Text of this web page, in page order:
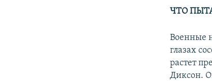
ЧТО
Военные
глазах
растет
Диксон.